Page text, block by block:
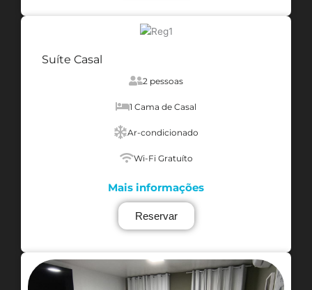
Suíte Casal
2 pessoas
1 Cama de Casal
Ar-condicionado
Wi-Fi Gratuíto
Mais informações
Reservar